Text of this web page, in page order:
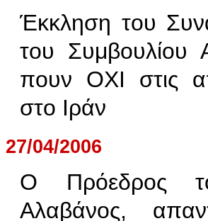
Έκκληση του
του
πουν ΟΧΙ στις
στο Ιράν
27/04/2006
O Πρόεδρος
Αλαβάνος,